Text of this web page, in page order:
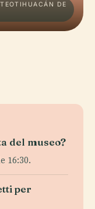
DE
del museo?
16:30.
per